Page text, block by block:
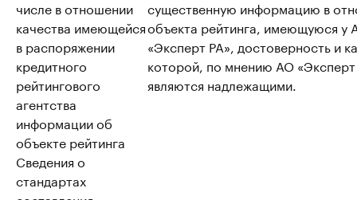
числе в отношении
качества имеющейся
в распоряжении
кредитного
рейтингового
агентства
информации об
объекте рейтинга
существенную информацию в
объекта рейтинга, имеющуюся у
«Эксперт РА», достоверность и
которой, по мнению АО
являются надлежащими.
Сведения о
стандартах